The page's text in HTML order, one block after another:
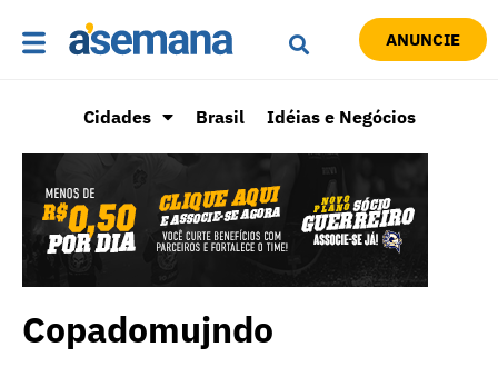
ANUNCIE
Cidades Brasil Idéias e Negócios
Copadomujndo